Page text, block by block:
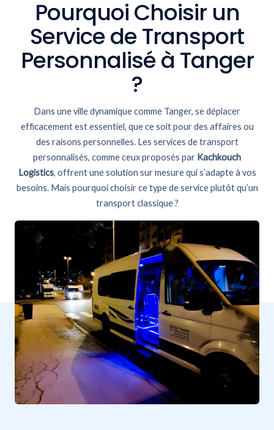
Pourquoi Choisir un
Service de Transport
Personnalisé à Tanger
?
Dans une ville dynamique comme Tanger, se déplacer
efficacement est essentiel, que ce soit pour des affaires ou
des raisons personnelles. Les services de transport
personnalisés, comme ceux proposés par Kachkouch
Logistics, offrent une solution sur mesure qui s’adapte à vos
besoins. Mais pourquoi choisir ce type de service plutôt qu’un
transport classique ?